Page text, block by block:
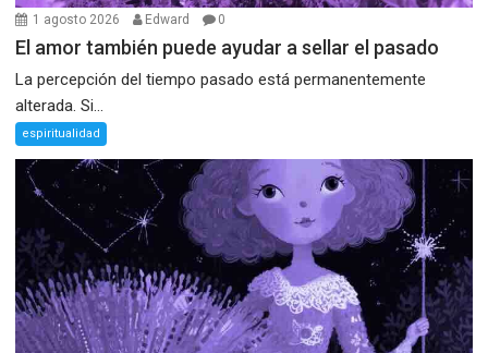
1 agosto 2026 Edward 0
El amor también puede ayudar a sellar el pasado
La percepción del tiempo pasado está permanentemente
alterada. Si...
espiritualidad